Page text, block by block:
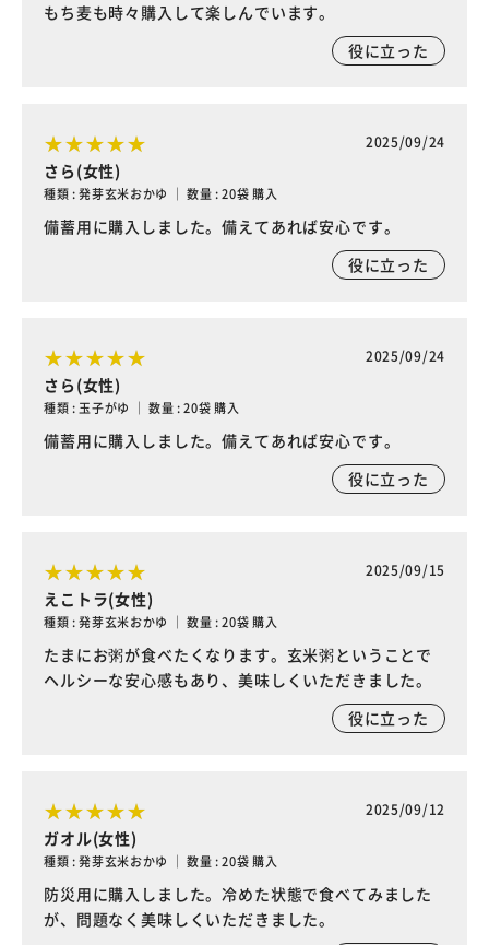
もち麦も時々購入して楽しんでいます。
役に立った
2025/09/24
さら(女性)
種類 : 発芽玄米おかゆ ｜ 数量 : 20袋 購入
備蓄用に購入しました。備えてあれば安心です。
役に立った
2025/09/24
さら(女性)
種類 : 玉子がゆ ｜ 数量 : 20袋 購入
備蓄用に購入しました。備えてあれば安心です。
役に立った
2025/09/15
えこトラ(女性)
種類 : 発芽玄米おかゆ ｜ 数量 : 20袋 購入
たまにお粥が食べたくなります。玄米粥ということで
ヘルシーな安心感もあり、美味しくいただきました。
役に立った
2025/09/12
ガオル(女性)
種類 : 発芽玄米おかゆ ｜ 数量 : 20袋 購入
防災用に購入しました。冷めた状態で食べてみました
が、問題なく美味しくいただきました。